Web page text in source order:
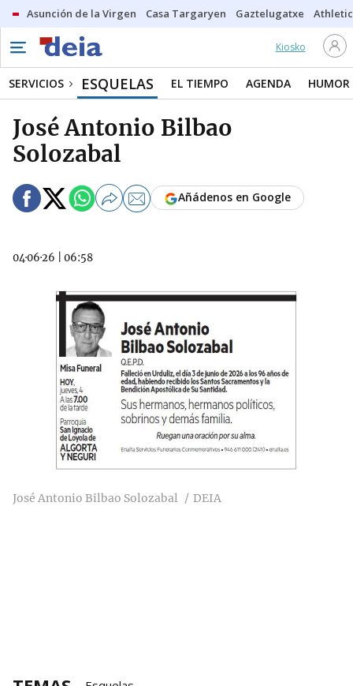
Asunción de la Virgen Casa Targaryen Gaztelugatxe Athletic
Kiosko
SERVICIOS ESQUELAS EL TIEMPO AGENDA HUMOR
José Antonio Bilbao
Solozabal
04·06·26 06:58
Añádenos en Google
José Antonio Bilbao Solozabal DEIA